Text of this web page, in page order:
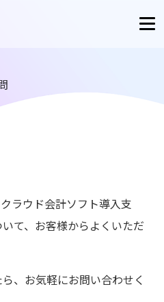
ラウド会計ソフト導入支
て、お客様からよくいただ
、お気軽にお問い合わせく